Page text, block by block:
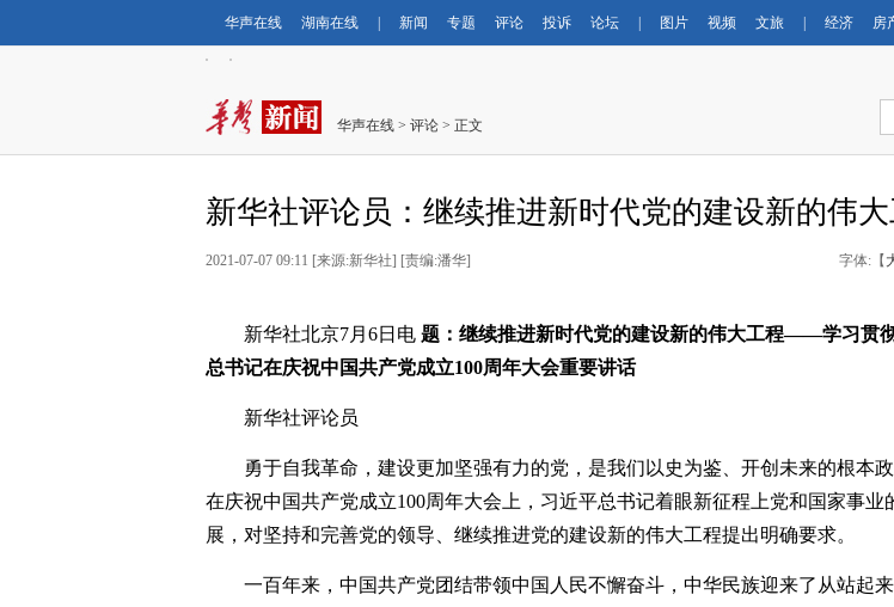
华声在线 湖南在线 新闻 专题 评论 投诉 论坛 图片 视频 文旅 经济 房
华声在线 > 评论 > 正文
新华社评论员：继续推进新时代党的建设新的伟
2021-07-07 09:11 [来源:新华社] [责编:潘华] 字体:【
新华社北京7月6日电 题：继续推进新时代党的建设新的伟大工程——学习贯
总书记在庆祝中国共产党成立100周年大会重要讲话
新华社评论员
勇于自我革命，建设更加坚强有力的党，是我们以史为鉴、开创未来的根本政
在庆祝中国共产党成立100周年大会上，习近平总书记着眼新征程上党和国家事业
展，对坚持和完善党的领导、继续推进党的建设新的伟大工程提出明确要求。
一百年来，中国共产党团结带领中国人民不懈奋斗，中华民族迎来了从站起